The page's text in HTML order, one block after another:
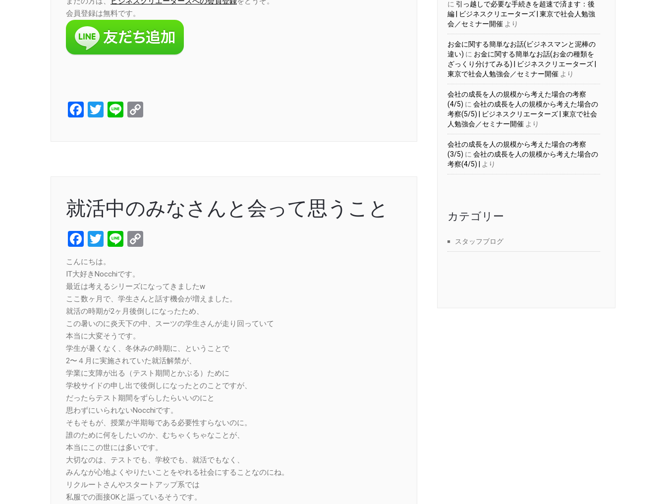
会員登録は無料です。
Facebook
Twitter
Line
就活中のみなさんと会って思うこと
Facebook
Twitter
Line
こんにちは。
IT大好きNocchiです。
最近は考えるシリーズになってきましたw
ここ数ヶ月で、学生さんと話す機会が増えました。
就活の時期が2ヶ月後倒しになったため、
この暑いのに炎天下の中、スーツの学生さんが走り回っていて
本当に大変そうです。
学生が暑くなく、冬休みの時期に、ということで
2〜４月に実施されていた就活解禁が、
学業に支障が出る（テスト期間とかぶる）ために
学校サイドの申し出で後倒しになったとのことですが、
だったらテスト期間をずらしたらいいのにと
思わずにいられないNocchiです。
そもそもが、授業が半期毎である必要性すらないのに。
誰のために何をしたいのか、むちゃくちゃなことが、
本当にこの世には多いです。
大切なのは、テストでも、学校でも、就活でもなく、
みんなが心地よくやりたいことをやれる社会にすることなのにね。
リクルートさんやスタートアップ系では
私服での面接OKと謳っているそうです。
に 引っ越しで必要な手続きを超速で済ます：後
編 | ビジネスクリエーターズ | 東京で社会人勉強
会／セミナー開催 より
お金に関する簡単なお話(ビジネスマンと泥棒の
違い) に お金に関する簡単なお話(お金の種類を
ざっくり分けてみる) | ビジネスクリエーターズ |
東京で社会人勉強会／セミナー開催 より
会社の成長を人の規模から考えた場合の考察
(4/5) に 会社の成長を人の規模から考えた場合の
考察(5/5) | ビジネスクリエーターズ | 東京で社会
人勉強会／セミナー開催 より
会社の成長を人の規模から考えた場合の考察
(3/5) に 会社の成長を人の規模から考えた場合の
考察(4/5) |
より
カテゴリー
スタッフブログ